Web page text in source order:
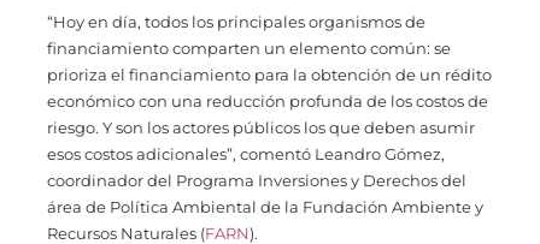
“Hoy en día, todos los principales organismos de
financiamiento comparten un elemento común: se
prioriza el financiamiento para la obtención de un rédito
económico con una reducción profunda de los costos de
riesgo. Y son los actores públicos los que deben asumir
esos costos adicionales”, comentó Leandro Gómez,
coordinador del Programa Inversiones y Derechos del
área de Política Ambiental de la Fundación Ambiente y
Recursos Naturales (FARN).